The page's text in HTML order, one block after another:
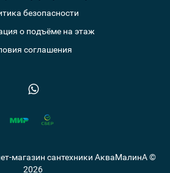
безопасности
о подъёме на этаж
соглашения
магазин сантехники АкваМалинА ©
2026